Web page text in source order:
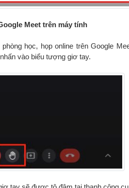
Meet trên máy tính
học, họp online trên Google
vào biểu tượng giơ tay.